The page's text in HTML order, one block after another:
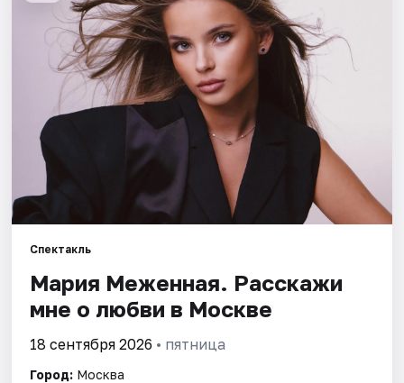
Выставки
Квесты
Экскурсии
Спорт
События
Площадки
Артисты
Спектакль
Мария Меженная. Расскажи
мне о любви в Москве
18 сентября 2026 • пятница
Город: Москва